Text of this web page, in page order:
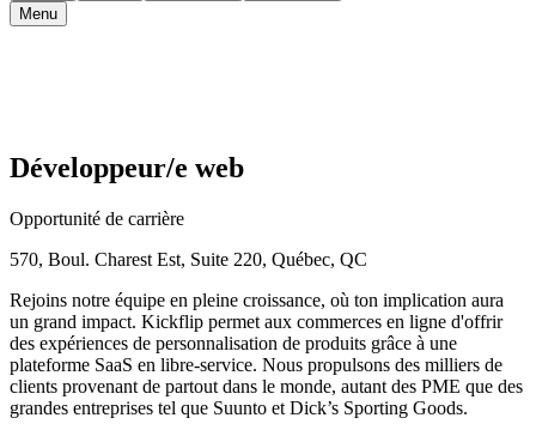
Menu
Développeur/e web
Opportunité de carrière
570, Boul. Charest Est, Suite 220, Québec, QC
Rejoins notre équipe en pleine croissance, où ton implication aura
un grand impact. Kickflip permet aux commerces en ligne d'offrir
des expériences de personnalisation de produits grâce à une
plateforme SaaS en libre-service. Nous propulsons des milliers de
clients provenant de partout dans le monde, autant des PME que des
grandes entreprises tel que Suunto et Dick’s Sporting Goods.